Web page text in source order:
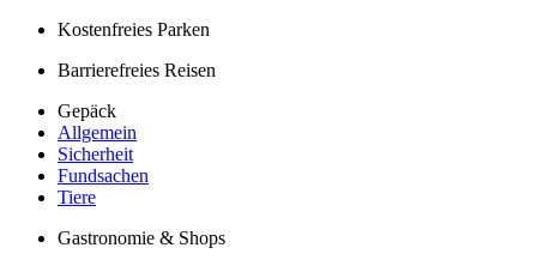
Kostenfreies Parken
Barrierefreies Reisen
Gepäck
Allgemein
Sicherheit
Fundsachen
Tiere
Gastronomie & Shops